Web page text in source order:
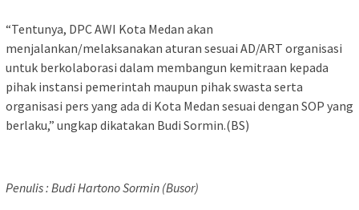
“Tentunya, DPC AWI Kota Medan akan
menjalankan/melaksanakan aturan sesuai AD/ART organisasi
untuk berkolaborasi dalam membangun kemitraan kepada
pihak instansi pemerintah maupun pihak swasta serta
organisasi pers yang ada di Kota Medan sesuai dengan SOP yang
berlaku,” ungkap dikatakan Budi Sormin.(BS)
Penulis : Budi Hartono Sormin (Busor)